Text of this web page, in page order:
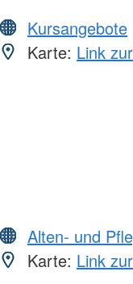
Kursangebote
Karte: Link
Alten- und
Karte: Link